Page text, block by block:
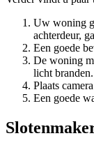
Uw woning
achterdeur,
Een goede
De woning
licht branden.
Plaats
Een goede